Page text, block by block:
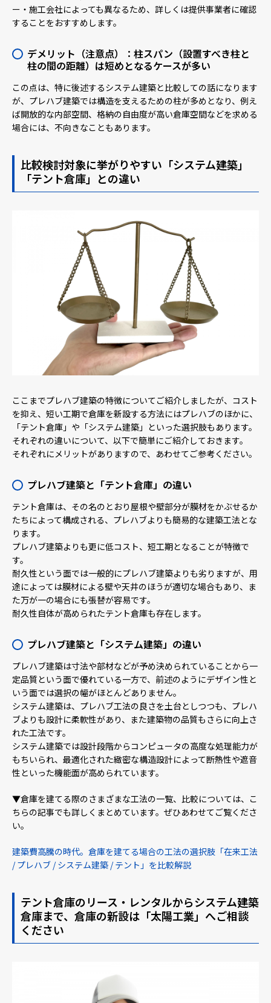
ー・施工会社によっても異なるため、詳しくは提供事業者に確認
することをおすすめします。
デメリット（注意点）：柱スパン（設置すべき柱と
柱の間の距離）は短めとなるケースが多い
この点は、特に後述するシステム建築と比較しての話になります
が、プレハブ建築では構造を支えるための柱が多めとなり、例え
ば開放的な内部空間、格納の自由度が高い倉庫空間などを求める
場合には、不向きなこともあります。
比較検討対象に挙がりやすい「システム建築」
「テント倉庫」との違い
ここまでプレハブ建築の特徴についてご紹介しましたが、コスト
を抑え、短い工期で倉庫を新設する方法にはプレハブのほかに、
「テント倉庫」や「システム建築」といった選択肢もあります。
それぞれの違いについて、以下で簡単にご紹介しておきます。
それぞれにメリットがありますので、あわせてご参考ください。
プレハブ建築と「テント倉庫」の違い
テント倉庫は、その名のとおり屋根や壁部分が膜材をかぶせるか
たちによって構成される、プレハブよりも簡易的な建築工法とな
ります。
プレハブ建築よりも更に低コスト、短工期となることが特徴で
す。
耐久性という面では一般的にプレハブ建築よりも劣りますが、用
途によっては膜材による壁や天井のほうが適切な場合もあり、ま
た万が一の場合にも張替が容易です。
耐久性自体が高められたテント倉庫も存在します。
プレハブ建築と「システム建築」の違い
プレハブ建築は寸法や部材などが予め決められていることから一
定品質という面で優れている一方で、前述のようにデザイン性と
いう面では選択の幅がほとんどありません。
システム建築は、プレハブ工法の良さを土台としつつも、プレハ
ブよりも設計に柔軟性があり、また建築物の品質もさらに向上さ
れた工法です。
システム建築では設計段階からコンピュータの高度な処理能力が
もちいられ、最適化された緻密な構造設計によって断熱性や遮音
性といった機能面が高められています。
▼倉庫を建てる際のさまざまな工法の一覧、比較については、こ
ちらの記事でも詳しくまとめています。ぜひあわせてご覧くださ
い。
建築費高騰の時代。倉庫を建てる場合の工法の選択肢「在来工法
/ プレハブ / システム建築 / テント」を比較解説
テント倉庫のリース・レンタルからシステム建築
倉庫まで、倉庫の新設は「太陽工業」へご相談
ください